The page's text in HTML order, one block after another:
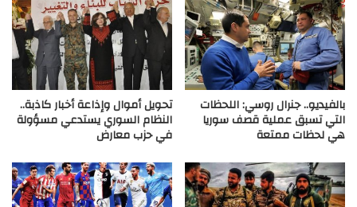
بالفيديو.. جنرال روسي: اللحظات
التي تسبق عملية قصف سوريا
هي لحظات ممتعة
تحويل أموال وإذاعة أخبار كاذبة..
النظام السوري يستدعي مسؤولة
في حزب معارض